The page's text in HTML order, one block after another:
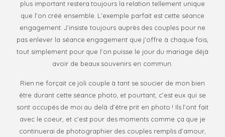
plus important restera toujours la relation tellement unique
que l’on créé ensemble. L’exemple parfait est cette séance
engagement. J’insiste toujours auprès des couples pour ne
pas enlever la séance engagement que j’offre à chaque fois,
tout simplement pour que l’on puisse le jour du mariage déjà
avoir de beaux souvenirs en commun.
Rien ne forçait ce joli couple à tant se soucier de mon bien
être durant cette séance photo, et pourtant, c’est eux qui se
sont occupés de moi au delà d’être prit en photo ! Ils l’ont fait
avec le coeur, et c’est pour des moments comme ça que je
continuerai de photographier des couples remplis d’amour,